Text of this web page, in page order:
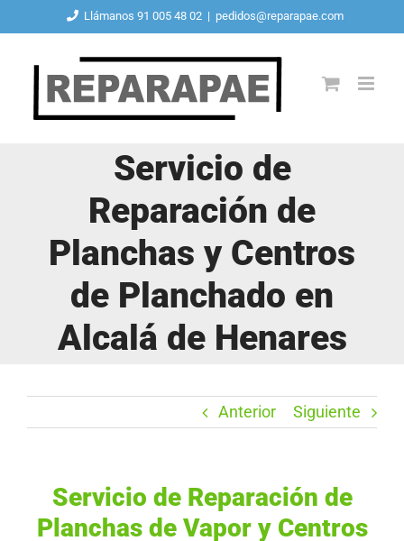
contenido
Llámanos 91 005 48 02 | pedidos@reparapae.com
Servicio de
Reparación de
Planchas y Centros
de Planchado en
Alcalá de Henares
Anterior Siguiente
Servicio de Reparación de
Planchas de Vapor y Centros